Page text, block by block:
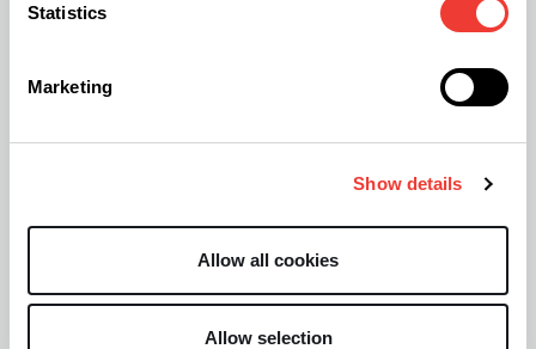
Statistics
Marketing
Show details
Allow all cookies
Allow selection
profesional, diagnóstico o tratamiento. Siempre
cualquier duda sobre síntomas o condiciones
Seguramente te interese
CBD: la solución para que los antibióticos